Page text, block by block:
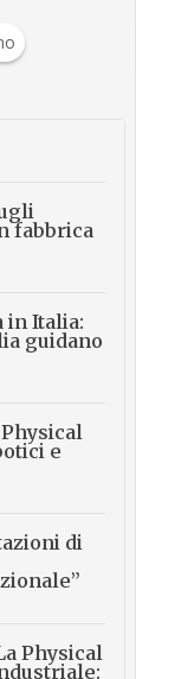
fabbrica
in Italia:
guidano
e
di
Physical